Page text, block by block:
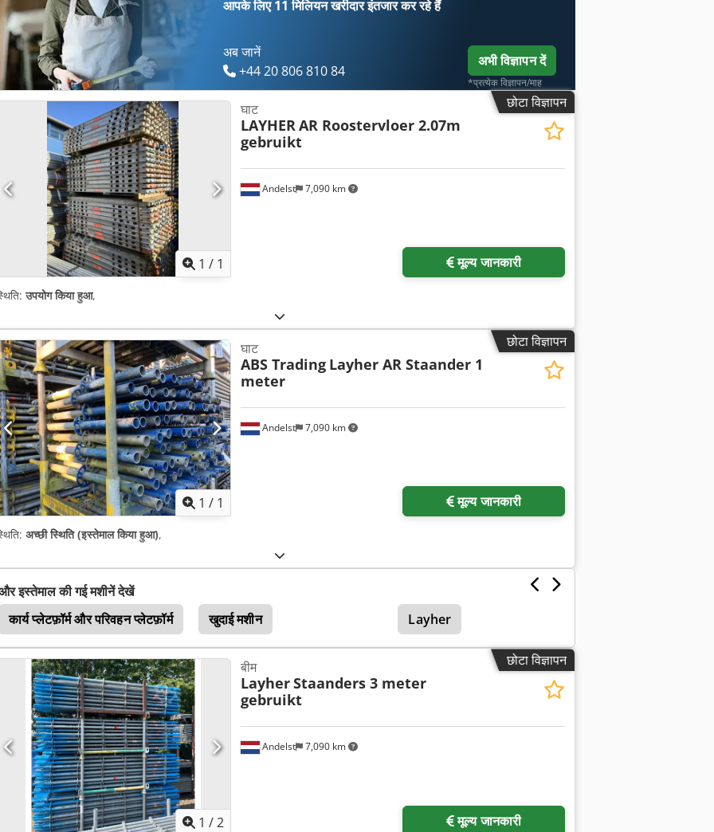
आपके लिए11 मिलियन खरीदारइंतजार कर रहे हैं
अब जानें
+44 20 806 810 84
अभी विज्ञापन दें
*प्रत्येक विज्ञापन/माह
छोटा विज्ञापन
1 / 1
Andelst 7,090 km
घाट
LAYHERAR Roostervloer 2.07m
gebruikt
मूल्य जानकारी
उपयोग किया हुआ,
छोटा विज्ञापन
1 / 1
Andelst 7,090 km
घाट
ABS Trading Layher AR Staander 1
meter
मूल्य जानकारी
अच्छी स्थिति (इस्तेमाल किया हुआ),
इस्तेमाल की गई मशीनें देखें
कार्य प्लेटफ़ॉर्म और परिवहन प्लेटफ़ॉर्म
खुदाई मशीन Layher
छोटा विज्ञापन
1 /2
Andelst 7,090 km
बीम
LayherStaanders 3 meter
gebruikt
मूल्य जानकारी